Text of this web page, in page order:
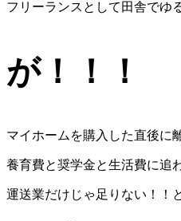
フリーランスとして田舎でゆ
が！！！
マイホームを購入した直後に
養育費と奨学金と生活費に追
運送業だけじゃ足りない！！